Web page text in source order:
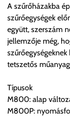
gondoltnál
visszaigazolástól
lemondhatja,
módosítását.
FIGYELEM!!
A MEGRENDELŐ
FELELŐSSÉGÉRE
A szűrőházakba
szűrőegységek
együtt, szerszám
jellemzője még,
tetszetős
Típusok
M800: alap
M800P: